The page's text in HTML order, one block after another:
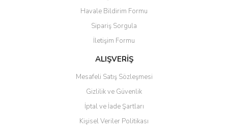
Ürün açıklamasında eksik bilgiler bulunuyor.
Ürün bilgilerinde hatalar bulunuyor.
Ürün fiyatı diğer sitelerden daha pahalı.
Bu ürüne benzer farklı alternatifler olmalı.
Gönder
Havale Bildirim Formu
Sipariş Sorgula
İletişim Formu
ALIŞVERİŞ
Mesafeli Satış Sözleşmesi
Gizlilik ve Güvenlik
İptal ve İade Şartları
Kişisel Veriler Politikası